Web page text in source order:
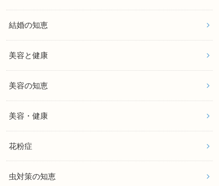
結婚の知恵
美容と健康
美容の知恵
美容・健康
花粉症
虫対策の知恵